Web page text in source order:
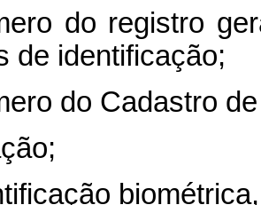
do registro
de identificação;
do Cadastro